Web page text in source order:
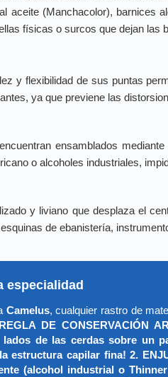
aceite (Manchacolor),
físicas o surcos que dejan las
y flexibilidad de sus puntas
ya que previene las
ensamblados
o alcoholes industriales,
y liviano que desplaza el
de ebanistería,
especialidad
Camelus, cualquier rastro de
REGLA DE CONSERVACIÓN
de las cerdas sobre un
capilar fina! 2.
(alcohol industrial o